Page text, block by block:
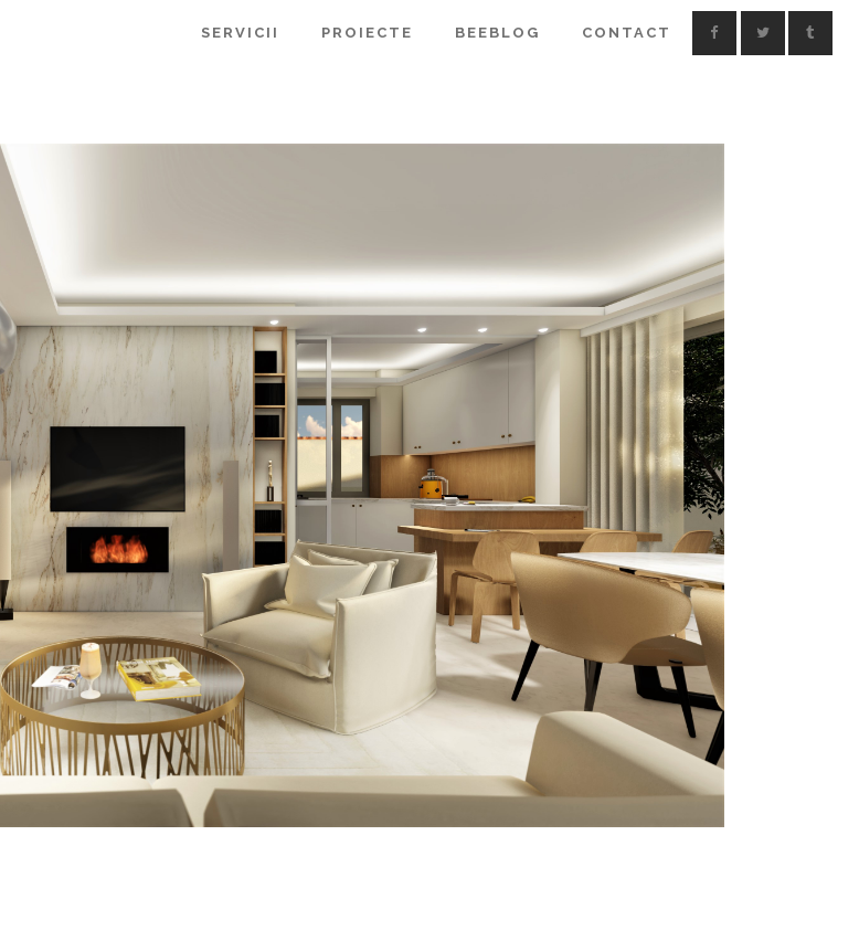
SERVICII PROIECTE BEEBLOG CONTACT